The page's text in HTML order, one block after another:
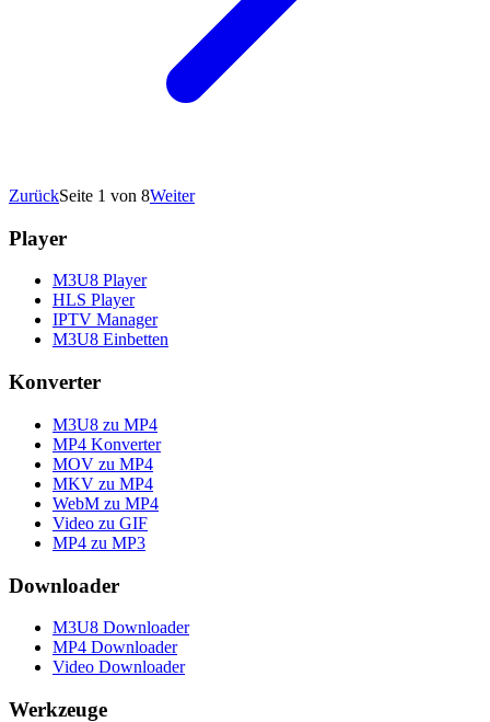
ZurückSeite 1 von 8Weiter
Player
M3U8 Player
HLS Player
IPTV Manager
M3U8 Einbetten
Konverter
M3U8 zu MP4
MP4 Konverter
MOV zu MP4
MKV zu MP4
WebM zu MP4
Video zu GIF
MP4 zu MP3
Downloader
M3U8 Downloader
MP4 Downloader
Video Downloader
Werkzeuge